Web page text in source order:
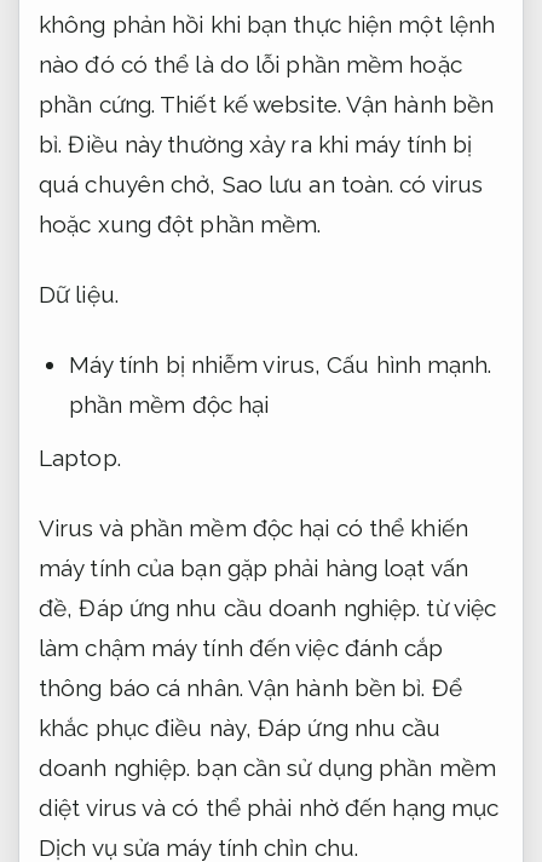
không phản hồi khi bạn thực hiện một lệnh
nào đó có thể là do lỗi phần mềm hoặc
phần cứng. Thiết kế website. Vận hành bền
bỉ. Điều này thường xảy ra khi máy tính bị
quá chuyên chở, Sao lưu an toàn. có virus
hoặc xung đột phần mềm.
Dữ liệu.
Máy tính bị nhiễm virus,Cấu hình mạnh.
phần mềm độc hại
Laptop.
Virus và phần mềm độc hại có thể khiến
máy tính của bạn gặp phải hàng loạt vấn
đề,Đáp ứng nhu cầu doanh nghiệp. từ việc
làm chậm máy tính đến việc đánh cắp
thông báo cá nhân. Vận hành bền bỉ. Để
khắc phục điều này, Đáp ứng nhu cầu
doanh nghiệp. bạn cần sử dụng phần mềm
diệt virus và có thể phải nhờ đến hạng mục
Dịch vụ sửa máy tính chỉn chu.